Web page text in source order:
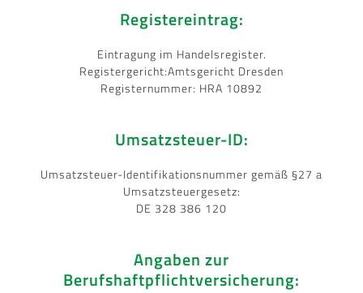
Registereintrag:
Eintragung im Handelsregister.
Registergericht:Amtsgericht Dresden
Registernummer: HRA 10892
Umsatzsteuer-ID:
Umsatzsteuer-Identifikationsnummer gemäß §27 a
Umsatzsteuergesetz:
DE 328 386 120
Angaben zur
Berufshaftpflichtversicherung: